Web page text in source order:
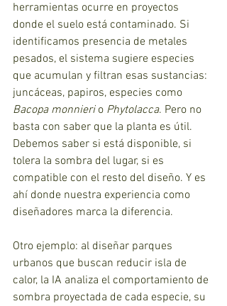
herramientas ocurre en proyectos
donde el suelo está contaminado. Si
identificamos presencia de metales
pesados, el sistema sugiere especies
que acumulan y filtran esas sustancias:
juncáceas, papiros, especies como
Bacopa monnieri o Phytolacca. Pero no
basta con saber que la planta es útil.
Debemos saber si está disponible, si
tolera la sombra del lugar, si es
compatible con el resto del diseño. Y es
ahí donde nuestra experiencia como
diseñadores marca la diferencia.
Otro ejemplo: al diseñar parques
urbanos que buscan reducir isla de
calor, la IA analiza el comportamiento de
sombra proyectada de cada especie, su